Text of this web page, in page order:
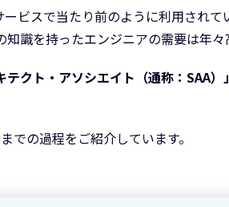
ビスで当たり前のように利用されて
識を持ったエンジニアの需要は年々
テクト・アソシエイト（通称：SAA）」
での過程をご紹介しています。